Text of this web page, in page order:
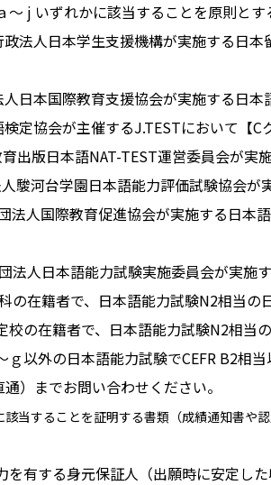
～ j いずれかに該当することを原則とす
人日本学生支援機構が実施する日本
本国際教育支援協会が実施する日本
協会が主催するJ.TESTにおいて【C
版日本語NAT-TEST運営委員会が実施
河台学園日本語能力評価試験協会が
人国際教育促進協会が実施する日本語
人日本語能力試験実施委員会が実施す
在籍者で、日本語能力試験N2相当の
の在籍者で、日本語能力試験N2相当の
以外の日本語能力試験でCEFR B2相当
）までお問い合わせください。
当することを証明する書類（成績通知書や
を有する身元保証人（出願時に安定し